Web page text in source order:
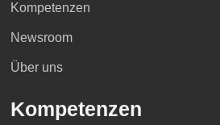
Kompetenzen
Newsroom
Über uns
Kompetenzen